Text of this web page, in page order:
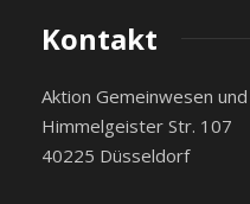
Kontakt
Aktion Gemeinwesen
Himmelgeister Str. 107
40225 Düsseldorf